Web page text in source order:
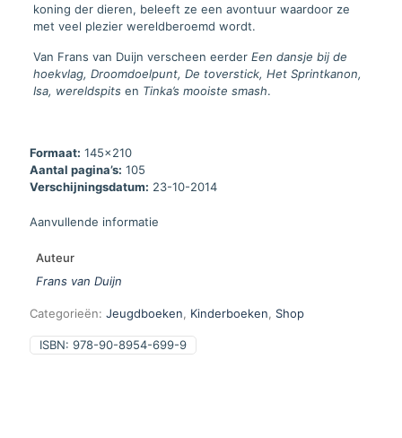
koning der dieren, beleeft ze een avontuur waardoor ze
met veel plezier wereldberoemd wordt.
Van Frans van Duijn verscheen eerder Een dansje bij de
hoekvlag, Droomdoelpunt, De toverstick, Het Sprintkanon,
Isa, wereldspitsen Tinka’s mooiste smash.
Formaat: 145x210
Aantal pagina’s: 105
Verschijningsdatum: 23-10-2014
Aanvullende informatie
Auteur
Frans van Duijn
Categorieën: Jeugdboeken Kinderboeken Shop
ISBN: 978-90-8954-699-9